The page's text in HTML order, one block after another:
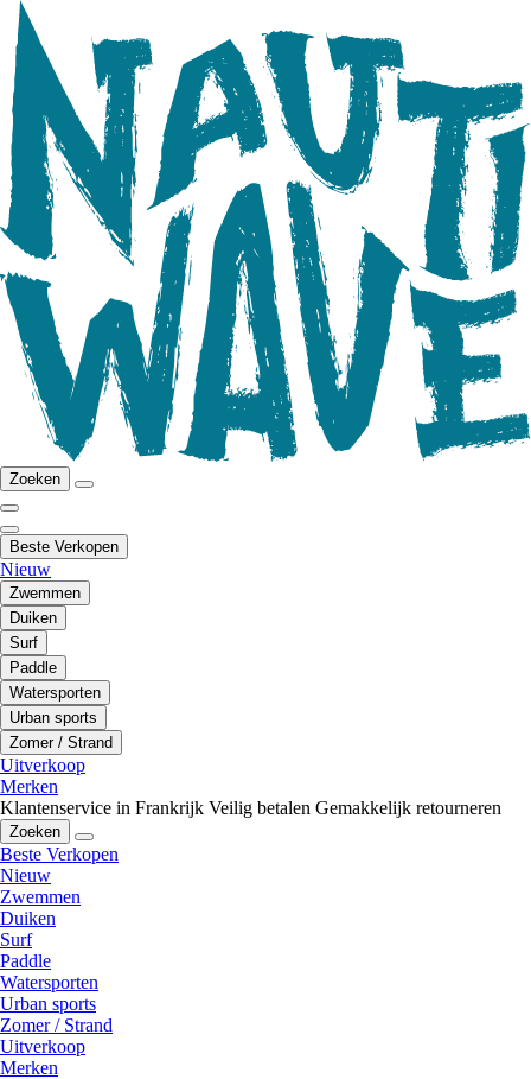
Zoeken
Beste Verkopen
Nieuw
Zwemmen
Duiken
Surf
Paddle
Watersporten
Urban sports
Zomer / Strand
Uitverkoop
Merken
Klantenservice in Frankrijk Veilig betalen Gemakkelijk retourneren
Zoeken
Beste Verkopen
Nieuw
Zwemmen
Duiken
Surf
Paddle
Watersporten
Urban sports
Zomer / Strand
Uitverkoop
Merken